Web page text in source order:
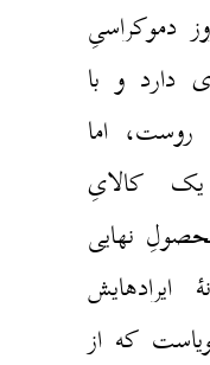
دموکراسیِ
دارد و با
اما
کالایِ
نهایی
که از